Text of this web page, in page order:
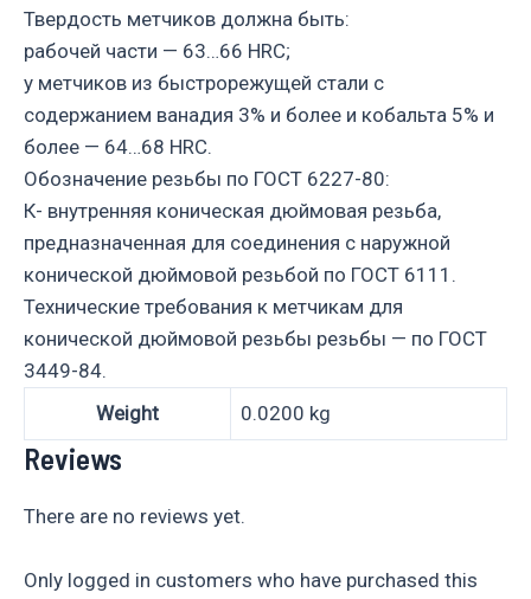
Твердость метчиков должна быть:
рабочей части — 63…66 HRC;
у метчиков из быстрорежущей стали с
содержанием ванадия 3% и более и кобальта 5% и
более — 64…68 HRC.
Обозначение резьбы по ГОСТ 6227-80:
К- внутренняя коническая дюймовая резьба,
предназначенная для соединения с наружной
конической дюймовой резьбой по ГОСТ 6111.
Технические требования к метчикам для
конической дюймовой резьбы резьбы — по ГОСТ
3449-84.
Weight
0.0200 kg
Reviews
There are no reviews yet.
Only logged in customers who have purchased this